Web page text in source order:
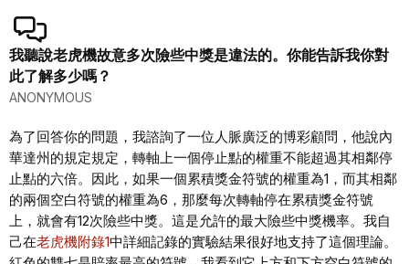
我聽說老虎機故意多次險些中獎是違法的。你能告訴我你對
此了解多少嗎？
ANONYMOUS
為了回答你的問題，我諮詢了一位人脈廣泛的博彩顧問，他說內
華達州的規定規定，轉軸上一個停止點的權重不能超過其相鄰停
止點的六倍。因此，如果一個累積獎金符號的權重為1，而其相鄰
的兩個空白符號的權重為6，那麼每次轉軸停在累積獎金符號
上，就會有12次險些中獎。這是允許的最大險些中獎機率。我自
己在老虎機附錄1中詳細記錄的實驗結果很好地支持了這個理論。